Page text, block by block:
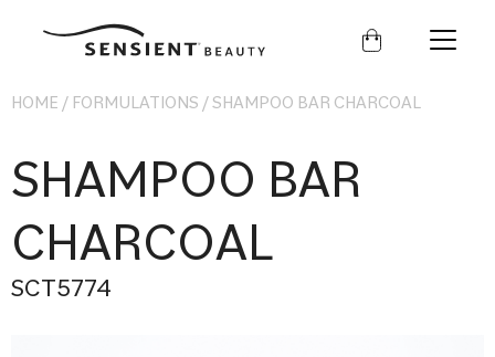
Sensient
HOME / FORMULATIONS /SHAMPOO BAR CHARCOAL
SHAMPOO BAR
CHARCOAL
SCT5774